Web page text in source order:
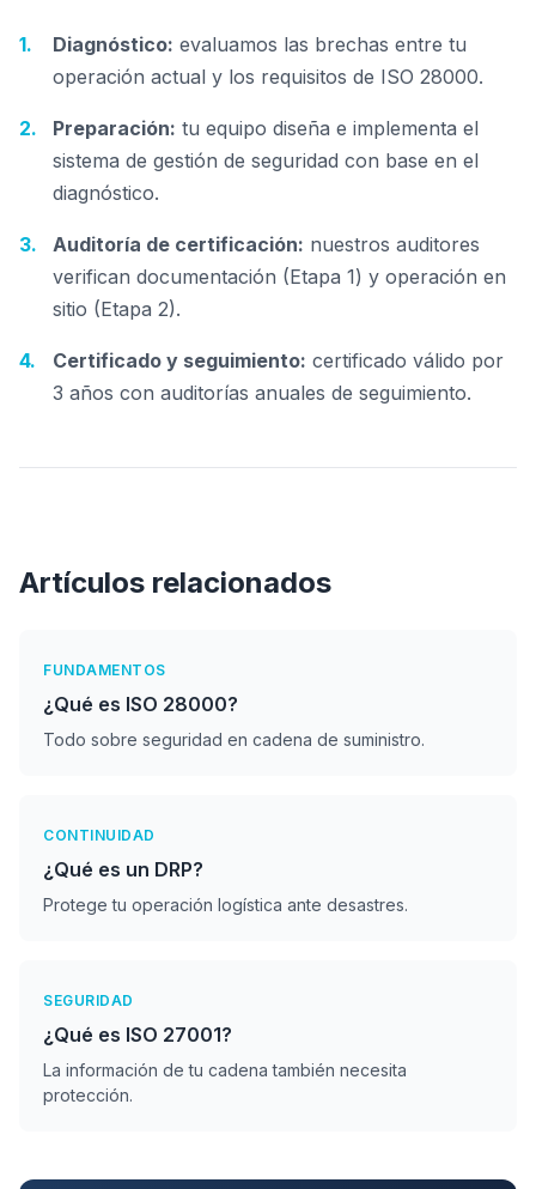
Diagnóstico: evaluamos las brechas entre tu
operación actual y los requisitos de ISO 28000.
Preparación: tu equipo diseña e implementa el
sistema de gestión de seguridad con base en el
diagnóstico.
Auditoría de certificación: nuestros auditores
verifican documentación (Etapa 1) y operación en
sitio (Etapa 2).
Certificado y seguimiento: certificado válido por
3 años con auditorías anuales de seguimiento.
Artículos relacionados
FUNDAMENTOS
¿Qué es ISO 28000?
Todo sobre seguridad en cadena de suministro.
CONTINUIDAD
¿Qué es un DRP?
Protege tu operación logística ante desastres.
SEGURIDAD
¿Qué es ISO 27001?
La información de tu cadena también necesita
protección.